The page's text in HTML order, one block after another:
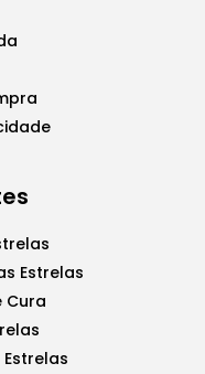
Estrelas
Cura